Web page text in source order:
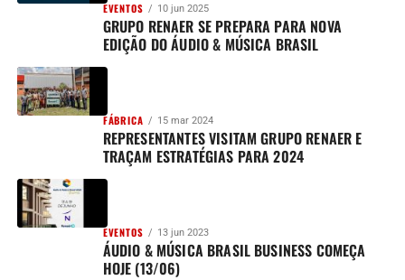
EVENTOS 10 jun 2025
GRUPO RENAER SE PREPARA PARA NOVA
EDIÇÃO DO ÁUDIO & MÚSICA BRASIL
FÁBRICA 15 mar 2024
REPRESENTANTES VISITAM GRUPO RENAER E
TRAÇAM ESTRATÉGIAS PARA 2024
EVENTOS 13 jun 2023
ÁUDIO & MÚSICA BRASIL BUSINESS COMEÇA
HOJE (13/06)